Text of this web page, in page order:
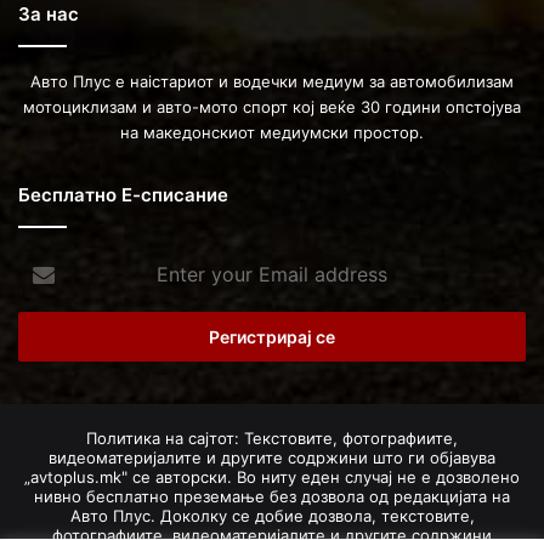
За нас
Авто Плус е наістариот и водечки медиум за автомобилизам
мотоциклизам и авто-мото спорт кој веќе 30 години опстојува
на македонскиот медиумски простор.
Бесплатно Е-списание
your
Email
Политика на сајтот: Текстовите, фотографиите,
видеоматеријалите и другите содржини што ги објавува
„avtoplus.mk" се авторски. Во ниту еден случај не е дозволено
нивно бесплатно преземање без дозвола од редакцијата на
Авто Плус. Доколку се добие дозвола, текстовите,
фотографиите, видеоматеријалите и другите содржини